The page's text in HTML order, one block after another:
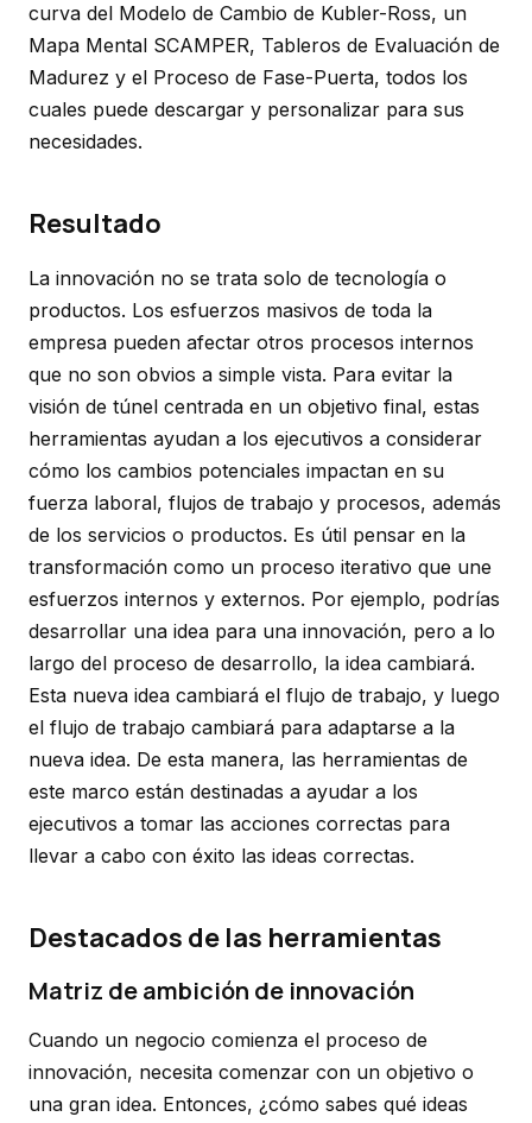
curva del Modelo de Cambio de Kubler-Ross, un
Mapa Mental SCAMPER, Tableros de Evaluación de
Madurez y el Proceso de Fase-Puerta, todos los
cuales puede descargar y personalizar para sus
necesidades.
Resultado
La innovación no se trata solo de tecnología o
productos. Los esfuerzos masivos de toda la
empresa pueden afectar otros procesos internos
que no son obvios a simple vista. Para evitar la
visión de túnel centrada en un objetivo final, estas
herramientas ayudan a los ejecutivos a considerar
cómo los cambios potenciales impactan en su
fuerza laboral, flujos de trabajo y procesos, además
de los servicios o productos. Es útil pensar en la
transformación como un proceso iterativo que une
esfuerzos internos y externos. Por ejemplo, podrías
desarrollar una idea para una innovación, pero a lo
largo del proceso de desarrollo, la idea cambiará.
Esta nueva idea cambiará el flujo de trabajo, y luego
el flujo de trabajo cambiará para adaptarse a la
nueva idea. De esta manera, las herramientas de
este marco están destinadas a ayudar a los
ejecutivos a tomar las acciones correctas para
llevar a cabo con éxito las ideas correctas.
Destacados de las herramientas
Matriz de ambición de innovación
Cuando un negocio comienza el proceso de
innovación, necesita comenzar con un objetivo o
una gran idea. Entonces, ¿cómo sabes qué ideas